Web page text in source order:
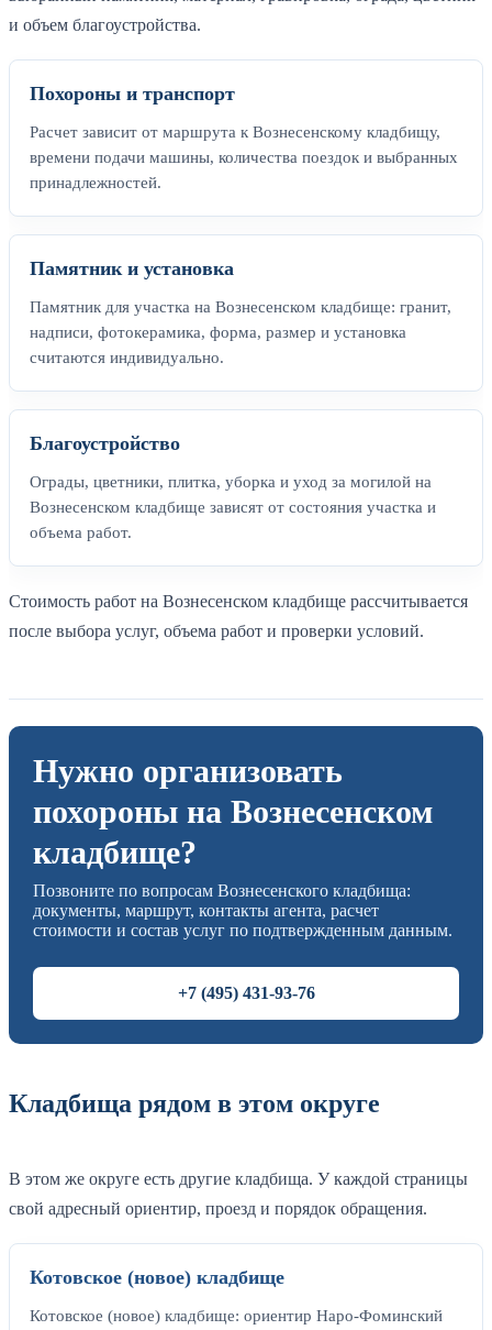
и объем благоустройства.
Похороны и транспорт
Расчет зависит от маршрута к Вознесенскому кладбищу,
времени подачи машины, количества поездок и выбранных
принадлежностей.
Памятник и установка
Памятник для участка на Вознесенском кладбище: гранит,
надписи, фотокерамика, форма, размер и установка
считаются индивидуально.
Благоустройство
Ограды, цветники, плитка, уборка и уход за могилой на
Вознесенском кладбище зависят от состояния участка и
объема работ.
Стоимость работ на Вознесенском кладбище рассчитывается
после выбора услуг, объема работ и проверки условий.
Нужно организовать
похороны на Вознесенском
кладбище?
Позвоните по вопросам Вознесенского кладбища:
документы, маршрут, контакты агента, расчет
стоимости и состав услуг по подтвержденным данным.
+7 (495) 431-93-76
Кладбища рядом в этом округе
В этом же округе есть другие кладбища. У каждой страницы
свой адресный ориентир, проезд и порядок обращения.
Котовское (новое) кладбище
Котовское (новое) кладбище: ориентир Наро-Фоминский